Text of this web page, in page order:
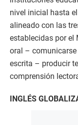
nivel inicial hasta
alineado con las
establecidas por el
oral – comunicarse
escrita – producir
comprensión
INGLÉS